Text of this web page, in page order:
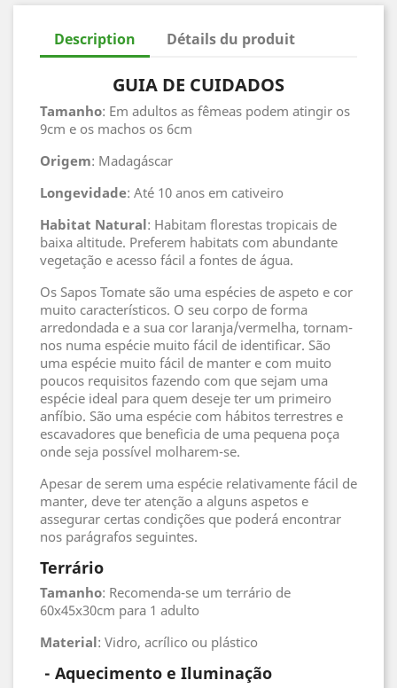
Description Détails du produit
GUIA DE CUIDADOS
Tamanho: Em adultos as fêmeas podem atingir os
9cm e os machos os 6cm
Origem: Madagáscar
Longevidade: Até 10 anos em cativeiro
Habitat Natural: Habitam florestas tropicais de
baixa altitude. Preferem habitats com abundante
vegetação e acesso fácil a fontes de água.
Os Sapos Tomate são uma espécies de aspeto e cor
muito característicos. O seu corpo de forma
arredondada e a sua cor laranja/vermelha, tornam-
nos numa espécie muito fácil de identificar. São
uma espécie muito fácil de manter e com muito
poucos requisitos fazendo com que sejam uma
espécie ideal para quem deseje ter um primeiro
anfíbio. São uma espécie com hábitos terrestres e
escavadores que beneficia de uma pequena poça
onde seja possível molharem-se.
Apesar de serem uma espécie relativamente fácil de
manter, deve ter atenção a alguns aspetos e
assegurar certas condições que poderá encontrar
nos parágrafos seguintes.
Terrário
Tamanho: Recomenda-se um terrário de
60x45x30cm para 1 adulto
Material: Vidro, acrílico ou plástico
- Aquecimento e Iluminação